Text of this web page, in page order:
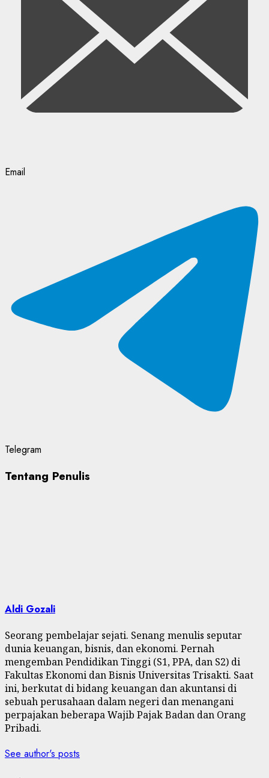
Email
Telegram
Tentang Penulis
Aldi Gozali
Seorang pembelajar sejati. Senang menulis seputar
dunia keuangan, bisnis, dan ekonomi. Pernah
mengemban Pendidikan Tinggi (S1, PPA, dan S2) di
Fakultas Ekonomi dan Bisnis Universitas Trisakti. Saat
ini, berkutat di bidang keuangan dan akuntansi di
sebuah perusahaan dalam negeri dan menangani
perpajakan beberapa Wajib Pajak Badan dan Orang
Pribadi.
See author's posts